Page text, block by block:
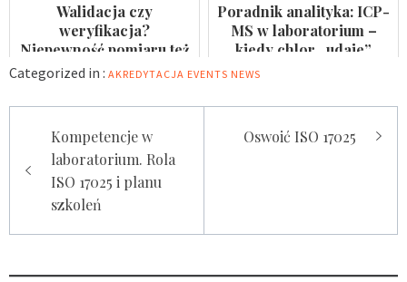
Walidacja czy
weryfikacja?
Niepewność pomiaru też
nie jest formalnością
Poradnik analityka: ICP-
MS w laboratorium –
kiedy chlor „udaje”
Categorized in : AKREDYTACJA EVENTS NEWS
wpisu
Kompetencje w
laboratorium. Rola
ISO 17025 i planu
szkoleń
Oswoić ISO 17025